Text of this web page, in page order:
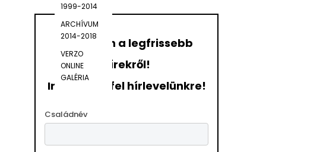
1999-2014
ARCHÍVUM
2014-2018
VERZO
ONLINE
GALÉRIA
Értesüljön a legfrissebb
hírekről!
Iratkozzon fel hírlevelünkre!
Családnév